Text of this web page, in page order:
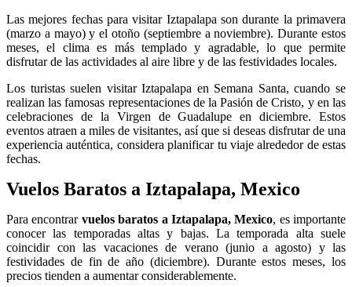
Las mejores fechas para visitar Iztapalapa son durante la primavera
(marzo a mayo) y el otoño (septiembre a noviembre). Durante estos
meses, el clima es más templado y agradable, lo que permite
disfrutar de las actividades al aire libre y de las festividades locales.
Los turistas suelen visitar Iztapalapa en Semana Santa, cuando se
realizan las famosas representaciones de la Pasión de Cristo, y en las
celebraciones de la Virgen de Guadalupe en diciembre. Estos
eventos atraen a miles de visitantes, así que si deseas disfrutar de una
experiencia auténtica, considera planificar tu viaje alrededor de estas
fechas.
Vuelos Baratos a Iztapalapa, Mexico
Para encontrar vuelos baratos a Iztapalapa, Mexico, es importante
conocer las temporadas altas y bajas. La temporada alta suele
coincidir con las vacaciones de verano (junio a agosto) y las
festividades de fin de año (diciembre). Durante estos meses, los
precios tienden a aumentar considerablemente.